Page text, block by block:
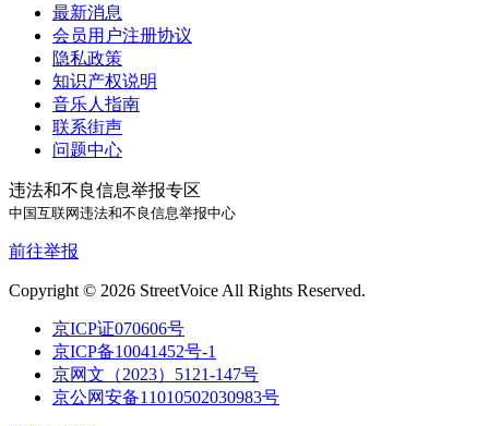
最新消息
会员用户注册协议
隐私政策
知识产权说明
音乐人指南
联系街声
问题中心
违法和不良信息举报专区
中国互联网违法和不良信息举报中心
前往举报
Copyright © 2026 StreetVoice All Rights Reserved.
京ICP证070606号
京ICP备10041452号-1
京网文（2023）5121-147号
京公网安备11010502030983号